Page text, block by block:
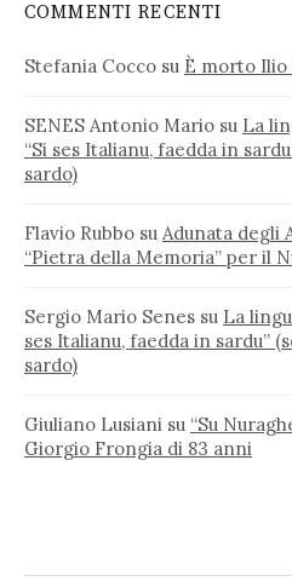
COMMENTI RECENTI
Stefania Cocco su È morto Ilio
SENES Antonio Mario su La
“Si ses Italianu, faedda in
sardo)
Flavio Rubbo su Adunata degli
“Pietra della Memoria” per il
Sergio Mario Senes su La
ses Italianu, faedda in sardu”
sardo)
Giuliano Lusiani su “Su
Giorgio Frongia di 83 anni